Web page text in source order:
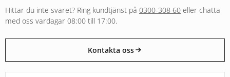
funktion än vad originalljuset klarar, både i räckvidd och i ljusbild.
Arbetsbelysning och varningsljus följer separata regelverk och är
till varningsljus på utryckningsfordon.
E-godkänt för väg eller byggt för annan användning
Hittar du inte svaret? Ring kundtjänst på 0300-308 60 eller chatta
med oss vardagar 08:00 till 17:00.
Kontakta oss